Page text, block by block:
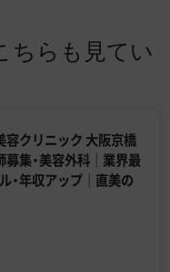
ちらも見てい
容クリニック 大阪京橋
募集・美容外科｜業界最
・年収アップ｜直美の